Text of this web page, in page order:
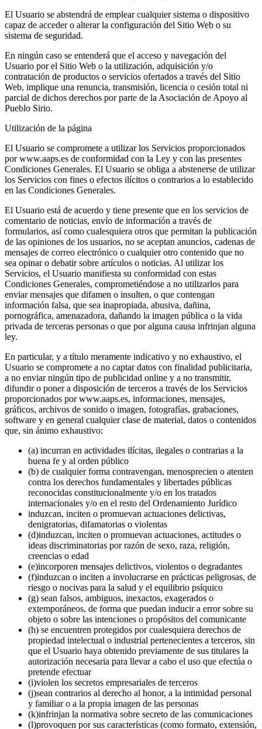
El Usuario se abstendrá de emplear cualquier sistema o dispositivo
capaz de acceder o alterar la configuración del Sitio Web o su
sistema de seguridad.
En ningún caso se entenderá que el acceso y navegación del
Usuario por el Sitio Web o la utilización, adquisición y/o
contratación de productos o servicios ofertados a través del Sitio
Web, implique una renuncia, transmisión, licencia o cesión total ni
parcial de dichos derechos por parte de la Asociación de Apoyo al
Pueblo Sirio.
Utilización de la página
El Usuario se compromete a utilizar los Servicios proporcionados
por www.aaps.es de conformidad con la Ley y con las presentes
Condiciones Generales. El Usuario se obliga a abstenerse de utilizar
los Servicios con fines o efectos ilícitos o contrarios a lo establecido
en las Condiciones Generales.
El Usuario está de acuerdo y tiene presente que en los servicios de
comentario de noticias, envío de información a través de
formularios, así como cualesquiera otros que permitan la publicación
de las opiniones de los usuarios, no se aceptan anuncios, cadenas de
mensajes de correo electrónico o cualquier otro contenido que no
sea opinar o debatir sobre artículos o noticias. Al utilizar los
Servicios, el Usuario manifiesta su conformidad con estas
Condiciones Generales, comprometiéndose a no utilizarlos para
enviar mensajes que difamen o insulten, o que contengan
información falsa, que sea inapropiada, abusiva, dañina,
pornográfica, amenazadora, dañando la imagen pública o la vida
privada de terceras personas o que por alguna causa infrinjan alguna
ley.
En particular, y a título meramente indicativo y no exhaustivo, el
Usuario se compromete a no captar datos con finalidad publicitaria,
a no enviar ningún tipo de publicidad online y a no transmitir,
difundir o poner a disposición de terceros a través de los Servicios
proporcionados por www.aaps.es, informaciones, mensajes,
gráficos, archivos de sonido o imagen, fotografías, grabaciones,
software y en general cualquier clase de material, datos o contenidos
que, sin ánimo exhaustivo:
(a) incurran en actividades ilícitas, ilegales o contrarias a la
buena fe y al orden público
(b) de cualquier forma contravengan, menosprecien o atenten
contra los derechos fundamentales y libertades públicas
reconocidas constitucionalmente y/o en los tratados
internacionales y/o en el resto del Ordenamiento Jurídico
induzcan, inciten o promuevan actuaciones delictivas,
denigratorias, difamatorias o violentas
(d)induzcan, inciten o promuevan actuaciones, actitudes o
ideas discriminatorias por razón de sexo, raza, religión,
creencias o edad
(e)incorporen mensajes delictivos, violentos o degradantes
(f)induzcan o inciten a involucrarse en prácticas peligrosas, de
riesgo o nocivas para la salud y el equilibrio psíquico
(g) sean falsos, ambiguos, inexactos, exagerados o
extemporáneos, de forma que puedan inducir a error sobre su
objeto o sobre las intenciones o propósitos del comunicante
(h) se encuentren protegidos por cualesquiera derechos de
propiedad intelectual o industrial pertenecientes a terceros, sin
que el Usuario haya obtenido previamente de sus titulares la
autorización necesaria para llevar a cabo el uso que efectúa o
pretende efectuar
(i)violen los secretos empresariales de terceros
(j)sean contrarios al derecho al honor, a la intimidad personal
y familiar o a la propia imagen de las personas
(k)infrinjan la normativa sobre secreto de las comunicaciones
(l)provoquen por sus características (como formato, extensión,